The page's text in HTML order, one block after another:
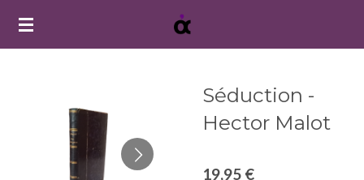
Passer
Séduction -
Hector Malot
19,95 €